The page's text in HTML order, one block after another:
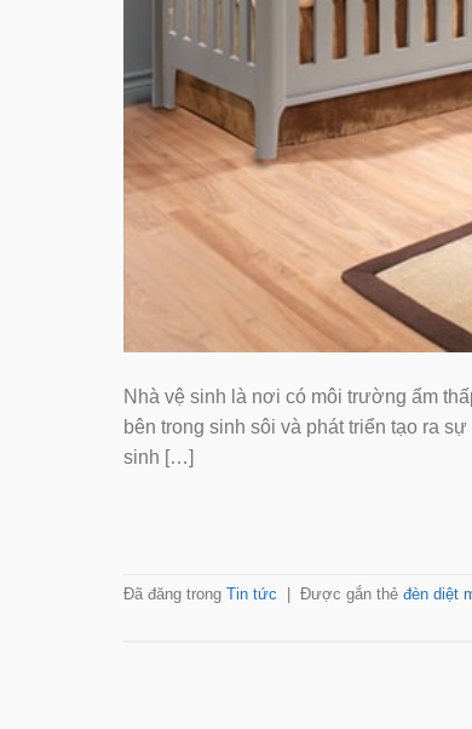
Nhà vệ sinh là nơi có môi trường ẩm
bên trong sinh sôi và phát triển tạo ra
sinh […]
Đã đăng trong Tin tức Được gắn thẻ đèn diệt